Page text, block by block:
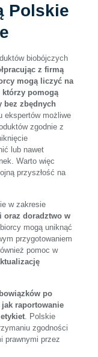
Polskie
biobójczych
z firmą
mogą liczyć na
pomogą
bez zbędnych
ekspertów możliwe
zgodnie z
lub nawet
Warto więc
przyszłość na
w zakresie
oraz doradztwo w
mogą uniknąć
przygotowaniem
pomoc w
po
raportowanie
. Polskie
zgodności
prawnymi przez